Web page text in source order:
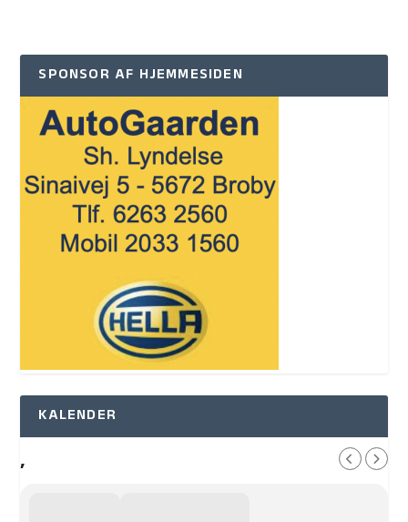
SPONSOR AF HJEMMESIDEN
KALENDER
,